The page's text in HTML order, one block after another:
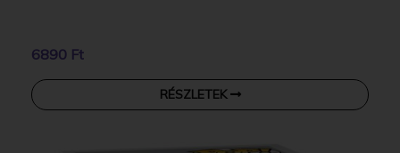
6890 Ft
RÉSZLETEK